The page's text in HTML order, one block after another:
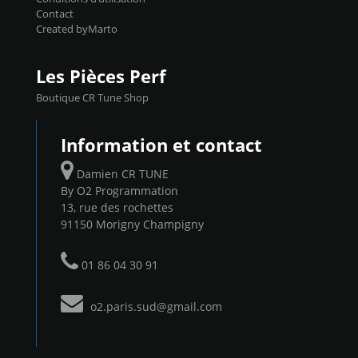
Contact
Created byMarto
Les Pièces Perf
Boutique CR Tune Shop
Information et contact
Damien CR TUNE
By O2 Programmation
13, rue des rochettes
91150 Morigny Champigny
01 86 04 30 91
o2.paris.sud@gmail.com